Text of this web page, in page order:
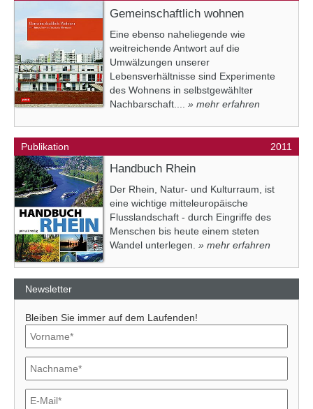
Gemeinschaftlich wohnen
Eine ebenso naheliegende wie
weitreichende Antwort auf die
Umwälzungen unserer
Lebensverhältnisse sind Experimente
des Wohnens in selbstgewählter
Nachbarschaft.... » mehr erfahren
Publikation 2011
Handbuch Rhein
Der Rhein, Natur- und Kulturraum, ist
eine wichtige mitteleuropäische
Flusslandschaft - durch Eingriffe des
Menschen bis heute einem steten
Wandel unterlegen. » mehr erfahren
Newsletter
Bleiben Sie immer auf dem Laufenden!